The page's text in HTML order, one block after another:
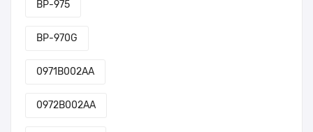
BP-975
BP-970G
0971B002AA
0972B002AA